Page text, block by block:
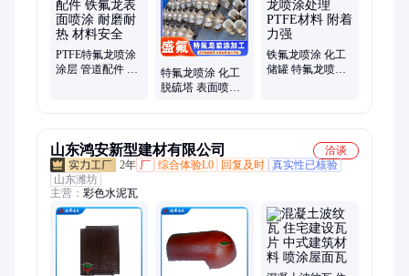
PTFE特氟龙喷涂
涂层 管道配件 铁
特氟龙喷涂 化工
脱硫塔 表面喷涂
铁氟龙喷涂 化工
储罐 特氟龙喷涂
山东鸿安新型建材有限公司
洽谈
2年 厂 综合体验L0 回复及时 真实性已核验
山东潍坊
主营： 彩色水泥瓦